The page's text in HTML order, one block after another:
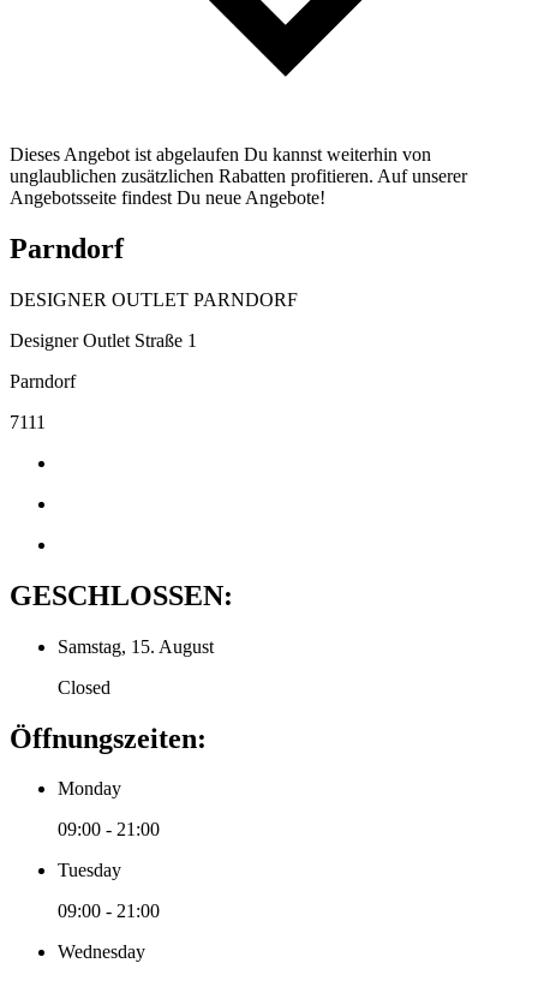
Dieses Angebot ist abgelaufen Du kannst weiterhin von
unglaublichen zusätzlichen Rabatten profitieren. Auf unserer
Angebotsseite findest Du neue Angebote!
Parndorf
DESIGNER OUTLET PARNDORF
Designer Outlet Straße 1
Parndorf
7111
GESCHLOSSEN:
Samstag, 15. August
Closed
Öffnungszeiten:
Monday
09:00 - 21:00
Tuesday
09:00 - 21:00
Wednesday